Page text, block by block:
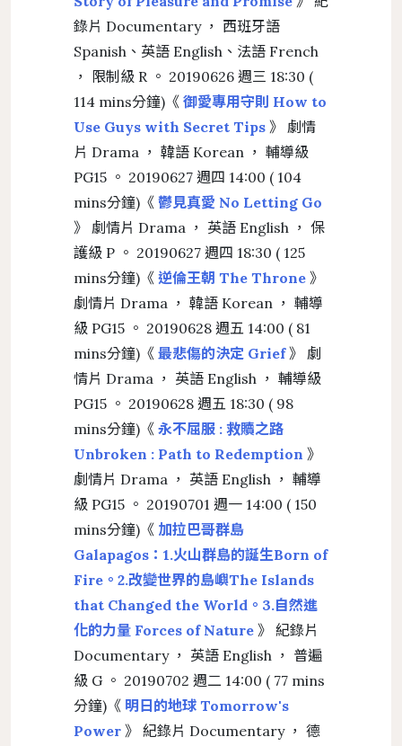
錄片 Documentary ， 西班牙語
Spanish、英語 English、法語 French
， 限制級 R 。 20190626 週三 18:30 (
114 mins分鐘)《 御愛專用守則 How to
Use Guys with Secret Tips 》 劇情
片 Drama ， 韓語 Korean ， 輔導級
PG15 。 20190627 週四 14:00 ( 104
mins分鐘)《 鬱見真愛 No Letting Go
》 劇情片 Drama ， 英語 English ， 保
護級 P 。 20190627 週四 18:30 ( 125
mins分鐘)《 逆倫王朝 The Throne 》
劇情片 Drama ， 韓語 Korean ， 輔導
級 PG15 。 20190628 週五 14:00 ( 81
mins分鐘)《 最悲傷的決定 Grief 》 劇
情片 Drama ， 英語 English ， 輔導級
PG15 。 20190628 週五 18:30 ( 98
mins分鐘)《 永不屈服 : 救贖之路
Unbroken : Path to Redemption 》
劇情片 Drama ， 英語 English ， 輔導
級 PG15 。 20190701 週一 14:00 ( 150
mins分鐘)《 加拉巴哥群島
Galapagos：1.火山群島的誕生Born of
Fire。2.改變世界的島嶼The Islands
that Changed the World。3.自然進
化的力量 Forces of Nature 》 紀錄片
Documentary ， 英語 English ， 普遍
級 G 。 20190702 週二 14:00 ( 77 mins
分鐘)《 明日的地球 Tomorrow's
Power 》 紀錄片 Documentary ， 德